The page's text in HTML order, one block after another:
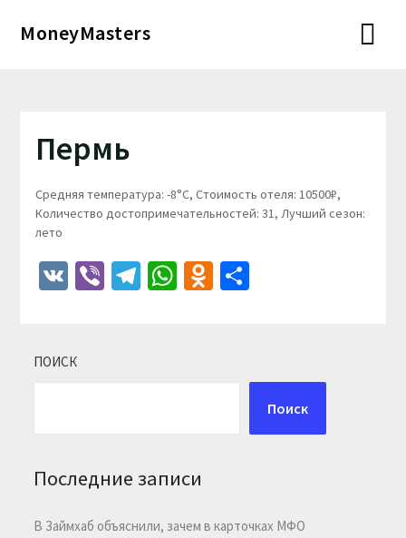
MoneyMasters
Пермь
Средняя температура: -8°C, Стоимость отеля: 10500₽,
Количество достопримечательностей: 31, Лучший сезон:
лето
VKViberTelegram
WhatsApp
Odnoklassniki
Отправить
ПОИСК
Поиск
Последние записи
В Займхаб объяснили, зачем в карточках МФО